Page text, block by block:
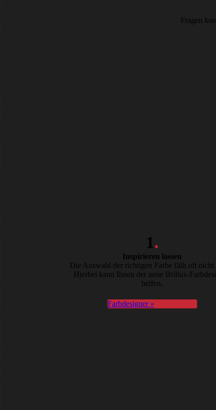
Fragen
1.
Inspirieren lassen
Die Auswahl der richtigen Farbe fällt oft nicht
Hierbei kann Ihnen der neue Brillux-
helfen.
Farbdesigner »